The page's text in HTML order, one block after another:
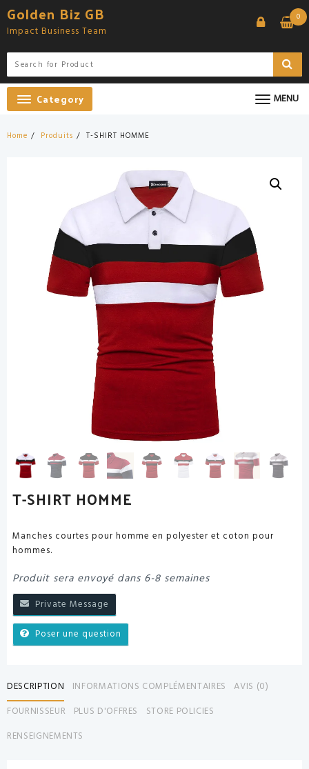
Skip
to
content
Golden Biz GB
Impact Business Team
0
Category MENU
Home Produits T-SHIRT HOMME
T-SHIRT HOMME
Manches courtes pour homme en polyester et coton pour
hommes.
Produit sera envoyé dans 6-8 semaines
Private Message
Poser une question
DESCRIPTION INFORMATIONS COMPLÉMENTAIRES
AVIS (0)
FOURNISSEUR
PLUS D'OFFRES
STORE POLICIES
RENSEIGNEMENTS